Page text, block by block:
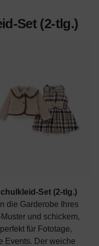
Set (2-tlg.)
Set (2-tlg.)
die Garderobe Ihres
und schickem,
für Fototage,
Events. Der weiche